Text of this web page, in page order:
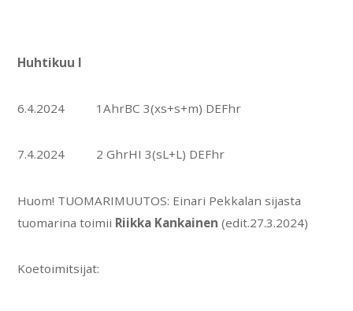
Huhtikuu I
6.4.2024 1AhrBC 3(xs+s+m) DEFhr
7.4.2024 2 GhrHI 3(sL+L) DEFhr
Huom! TUOMARIMUUTOS: Einari Pekkalan sijasta
tuomarina toimii Riikka Kankainen(edit.27.3.2024)
Koetoimitsijat: